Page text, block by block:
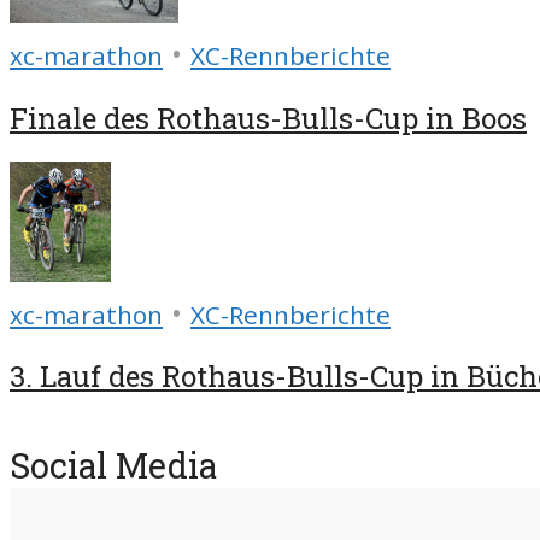
xc-marathon • XC-Rennberichte
Finale des Rothaus-Bulls-Cup in Boos
xc-marathon • XC-Rennberichte
3. Lauf des Rothaus-Bulls-Cup in
Social Media